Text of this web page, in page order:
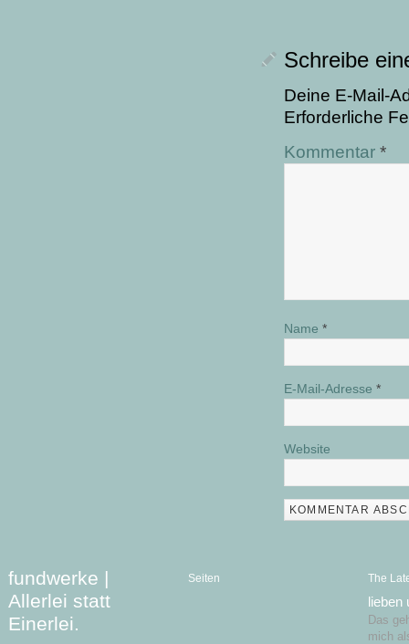
Schreibe
Deine E-Mail-
Erforderliche
Kommentar *
Name *
E-Mail-Adresse *
Website
fundwerke |
Allerlei statt
Einerlei.
Seiten The
lieben
Das
mich